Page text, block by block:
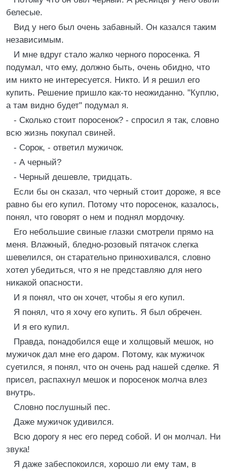
белесые.
Вид у него был очень забавный. Он казался таким
независимым.
И мне вдруг стало жалко черного поросенка. Я
подумал, что ему, должно быть, очень обидно, что
им никто не интересуется. Никто. И я решил его
купить. Решение пришло как-то неожиданно. "Куплю,
а там видно будет" подумал я.
- Сколько стоит поросенок? - спросил я так, словно
всю жизнь покупал свиней.
- Сорок, - ответил мужичок.
- А черный?
- Черный дешевле, тридцать.
Если бы он сказал, что черный стоит дороже, я все
равно бы его купил. Потому что поросенок, казалось,
понял, что говорят о нем и поднял мордочку.
Его небольшие свиные глазки смотрели прямо на
меня. Влажный, бледно-розовый пятачок слегка
шевелился, он старательно принюхивался, словно
хотел убедиться, что я не представляю для него
никакой опасности.
И я понял, что он хочет, чтобы я его купил.
Я понял, что я хочу его купить. Я был обречен.
И я его купил.
Правда, понадобился еще и холщовый мешок, но
мужичок дал мне его даром. Потому, как мужичок
суетился, я понял, что он очень рад нашей сделке. Я
присел, распахнул мешок и поросенок молча влез
внутрь.
Словно послушный пес.
Даже мужичок удивился.
Всю дорогу я нес его перед собой. И он молчал. Ни
звука!
Я даже забеспокоился, хорошо ли ему там, в